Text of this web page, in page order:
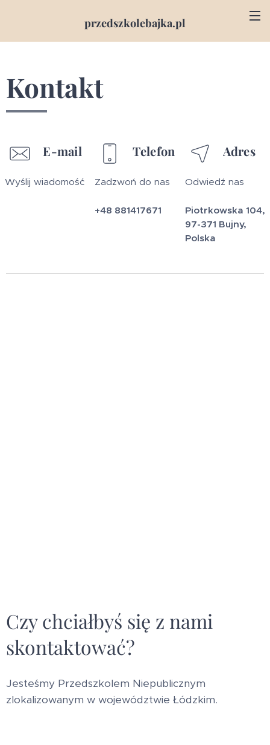
przedszkolebajka.pl
Kontakt
E-mail
Wyślij wiadomość
Telefon
Zadzwoń do nas
+48 881417671
Adres
Odwiedź nas
Piotrkowska 104,
97-371 Bujny,
Polska
Czy chciałbyś się z nami
skontaktować?
Jesteśmy Przedszkolem Niepublicznym
zlokalizowanym w województwie Łódzkim.